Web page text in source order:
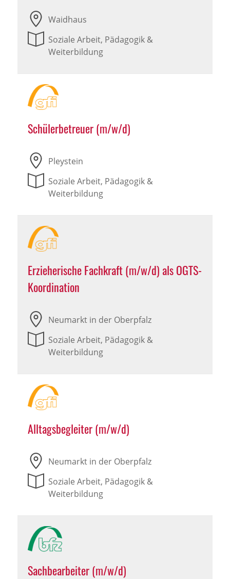
Waidhaus
Soziale Arbeit, Pädagogik &
Weiterbildung
Schülerbetreuer (m/w/d)
Pleystein
Soziale Arbeit, Pädagogik &
Weiterbildung
Erzieherische Fachkraft (m/w/d) als OGTS-
Koordination
Neumarkt in der Oberpfalz
Soziale Arbeit, Pädagogik &
Weiterbildung
Alltagsbegleiter (m/w/d)
Neumarkt in der Oberpfalz
Soziale Arbeit, Pädagogik &
Weiterbildung
Sachbearbeiter (m/w/d)